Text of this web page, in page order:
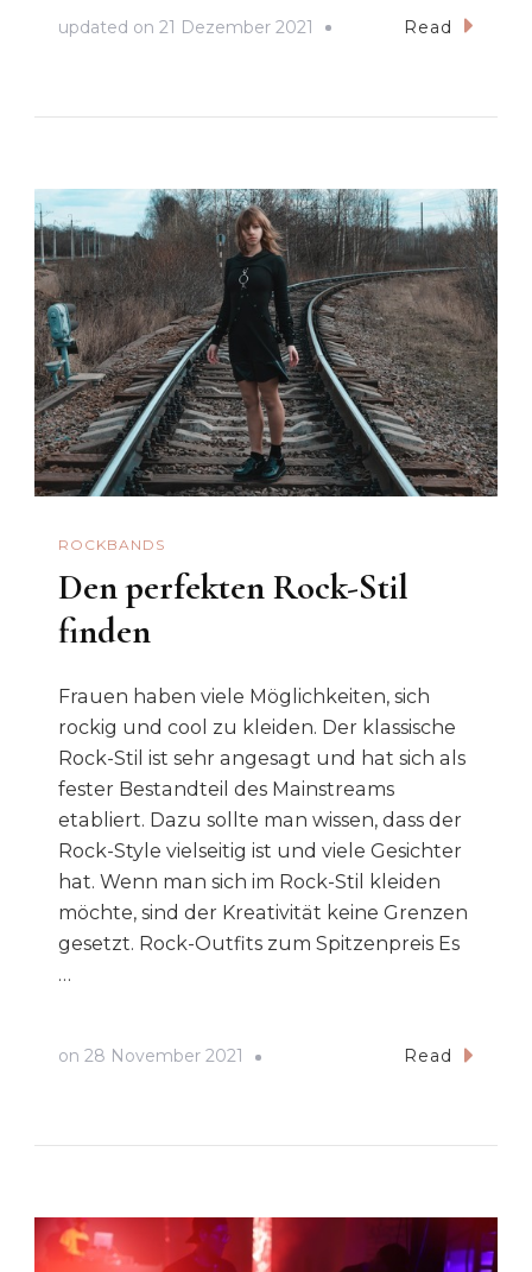
updated on 21 Dezember 2021 Read
ROCKBANDS
Den perfekten Rock-Stil
finden
Frauen haben viele Möglichkeiten, sich
rockig und cool zu kleiden. Der klassische
Rock-Stil ist sehr angesagt und hat sich als
fester Bestandteil des Mainstreams
etabliert. Dazu sollte man wissen, dass der
Rock-Style vielseitig ist und viele Gesichter
hat. Wenn man sich im Rock-Stil kleiden
möchte, sind der Kreativität keine Grenzen
gesetzt. Rock-Outfits zum Spitzenpreis Es
…
on 28 November 2021 Read